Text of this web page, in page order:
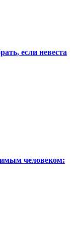
если невеста
человеком: